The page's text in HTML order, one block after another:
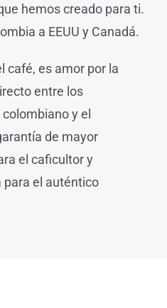
hemos creado para ti.
a EEUU y Canadá.
café, es amor por la
entre los
y el
de mayor
el caficultor y
el auténtico